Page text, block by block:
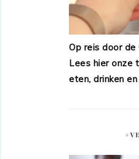
Op reis door de
Lees hier onze
eten, drinken